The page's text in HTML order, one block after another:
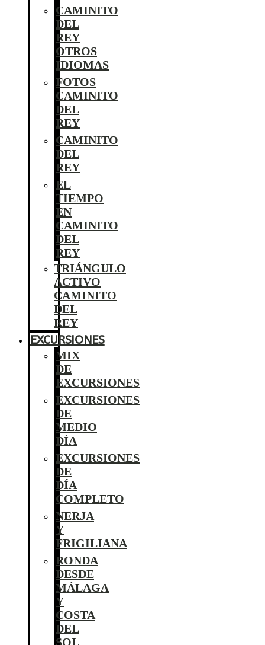
CAMINITO
DEL
REY
OTROS
IDIOMAS
FOTOS
CAMINITO
DEL
REY
CAMINITO
DEL
REY
EL
TIEMPO
EN
CAMINITO
DEL
REY
TRIÁNGULO
ACTIVO
CAMINITO
DEL
REY
EXCURSIONES
MIX
DE
EXCURSIONES
EXCURSIONES
DE
MEDIO
DÍA
EXCURSIONES
DE
DÍA
COMPLETO
NERJA
Y
FRIGILIANA
RONDA
DESDE
MÁLAGA
Y
COSTA
DEL
SOL